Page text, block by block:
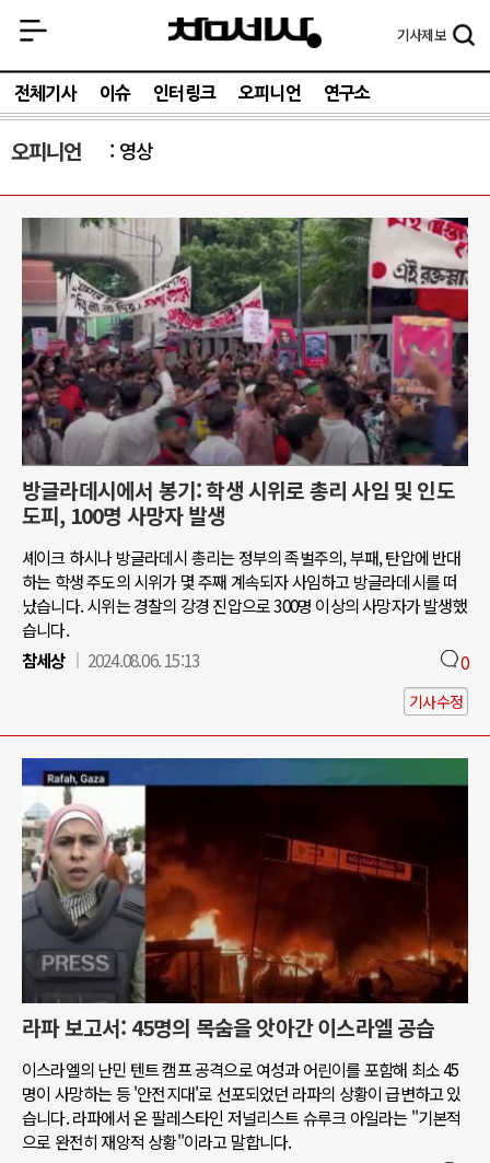
기사제보
전체기사 이슈 인터링크 오피니언 연구소
오피니언 영상
방글라데시에서 봉기: 학생 시위로 총리 사임 및 인도
도피, 100명 사망자 발생
셰이크 하시나 방글라데시 총리는 정부의 족벌주의, 부패, 탄압에 반대
하는 학생 주도의 시위가 몇 주째 계속되자 사임하고 방글라데시를 떠
났습니다. 시위는 경찰의 강경 진압으로 300명 이상의 사망자가 발생했
습니다.
참세상
2024.08.06. 15:13 0
기사수정
라파 보고서: 45명의 목숨을 앗아간 이스라엘 공습
이스라엘의 난민 텐트 캠프 공격으로 여성과 어린이를 포함해 최소 45
명이 사망하는 등 '안전지대'로 선포되었던 라파의 상황이 급변하고 있
습니다. 라파에서 온 팔레스타인 저널리스트 슈루크 아일라는 "기본적
으로 완전히 재앙적 상황"이라고 말합니다.